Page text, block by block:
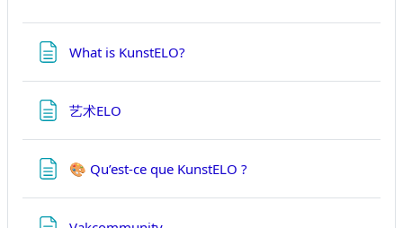
What is KunstELO?
艺术ELO
🎨 Qu’est-ce que KunstELO ?